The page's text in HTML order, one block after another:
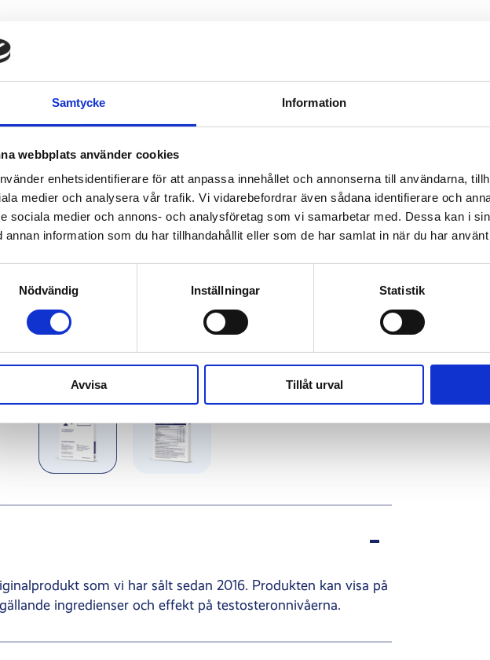
Samtycke Information
webbplats använder cookies
enhetsidentifierare för att anpassa innehållet och annonserna till användarna,
medier och analysera vår trafik. Vi vidarebefordrar även sådana identifierare och
sociala medier och annons- och analysföretag som vi samarbetar med. Dessa kan i
annan information som du har tillhandahållit eller som de har samlat in när du har
Nödvändig
Inställningar Statistik
Avvisa Tillåt urval
som vi har sålt sedan 2016. Produkten kan visa på
ingredienser och effekt på testosteronnivåerna.
Originalet
T+
Magnesium,
Biotin og
T+ 600 mg:
60 tabletter
Gratis frakt
Utan